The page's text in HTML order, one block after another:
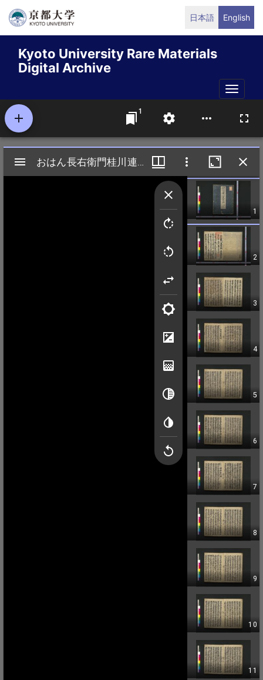
Skip
content
日本語 English
Kyoto University Rare Materials
Digital Archive
Toggle